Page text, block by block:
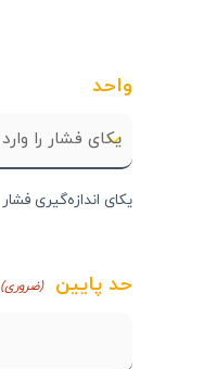
واحد
یکای اندازه‌گیری فشار
حد پایین (ضروری)